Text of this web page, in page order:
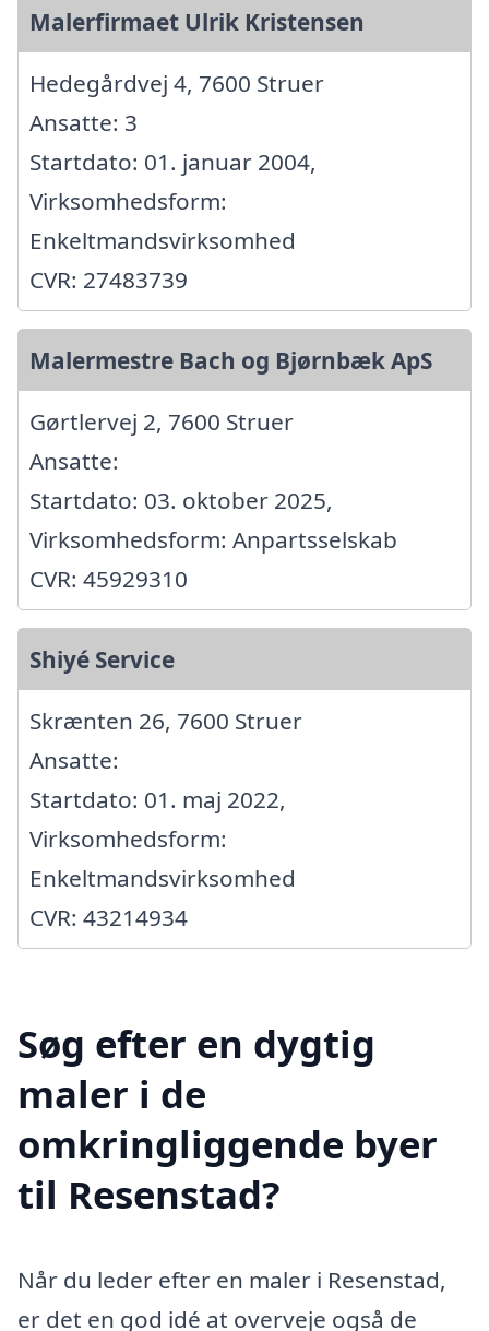
Malerfirmaet Ulrik Kristensen
Hedegårdvej 4, 7600 Struer
Ansatte: 3
Startdato: 01. januar 2004,
Virksomhedsform:
Enkeltmandsvirksomhed
CVR: 27483739
Malermestre Bach og Bjørnbæk ApS
Gørtlervej 2, 7600 Struer
Ansatte:
Startdato: 03. oktober 2025,
Virksomhedsform: Anpartsselskab
CVR: 45929310
Shiyé Service
Skrænten 26, 7600 Struer
Ansatte:
Startdato: 01. maj 2022,
Virksomhedsform:
Enkeltmandsvirksomhed
CVR: 43214934
Søg efter en dygtig
maler i de
omkringliggende byer
til Resenstad?
Når du leder efter en maler i Resenstad,
er det en god idé at overveje også de